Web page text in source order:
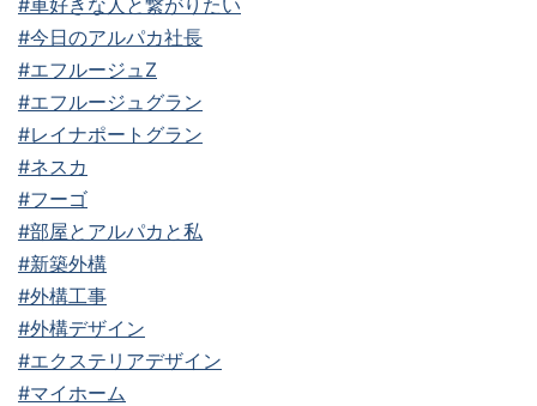
#車好きな人と繋がりたい
#今日のアルパカ社長
#エフルージュZ
#エフルージュグラン
#レイナポートグラン
#ネスカ
#フーゴ
#部屋とアルパカと私
#新築外構
#外構工事
#外構デザイン
#エクステリアデザイン
#マイホーム